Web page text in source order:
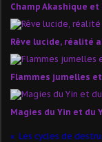
Champ Akashique
Rêve lucide, réalité
Flammes jumelles
Magies du Yin et du